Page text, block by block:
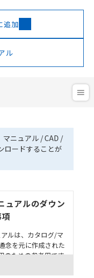
追加
ル
マニュアル / CAD /
ロードすることが
ュアルのダウン
ルは、カタログ/マ
念を元に作成された
のための参考用です
いては十分にご配慮
ご利用ください。